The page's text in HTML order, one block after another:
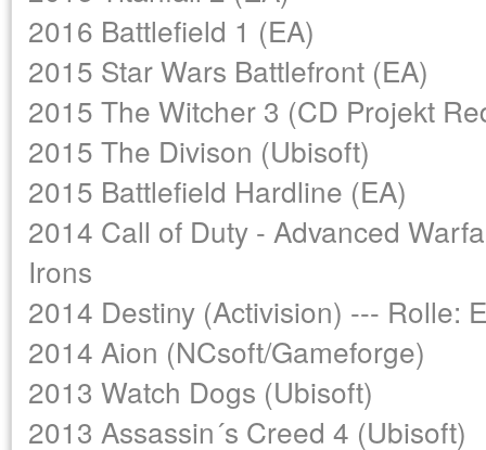
2016 Battlefield 1 (EA)
2015 Star Wars Battlefront (EA)
2015 The Witcher 3 (CD Projekt
2015 The Divison (Ubisoft)
2015 Battlefield Hardline (EA)
2014 Call of Duty - Advanced
Irons
2014 Destiny (Activision) --- Rolle:
2014 Aion (NCsoft/Gameforge)
2013 Watch Dogs (Ubisoft)
2013 Assassin´s Creed 4 (Ubisoft)